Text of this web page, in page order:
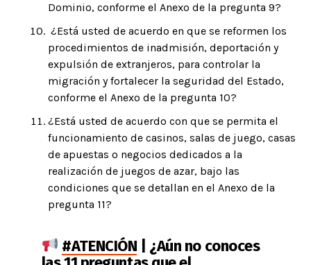
Dominio, conforme el Anexo de la pregunta 9?
¿Está usted de acuerdo en que se reformen los
procedimientos de inadmisión, deportación y
expulsión de extranjeros, para controlar la
migración y fortalecer la seguridad del Estado,
conforme el Anexo de la pregunta 10?
¿Está usted de acuerdo con que se permita el
funcionamiento de casinos, salas de juego, casas
de apuestas o negocios dedicados a la
realización de juegos de azar, bajo las
condiciones que se detallan en el Anexo de la
pregunta 11?
#ATENCIÓN | ¿Aún no conoces